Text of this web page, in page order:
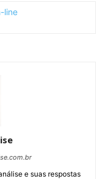
e suas respostas